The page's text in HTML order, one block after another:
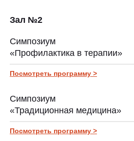
Зал №2
Симпозиум
«Профилактика в терапии»
Посмотреть программу >
Симпозиум
«Традиционная медицина»
Посмотреть программу >